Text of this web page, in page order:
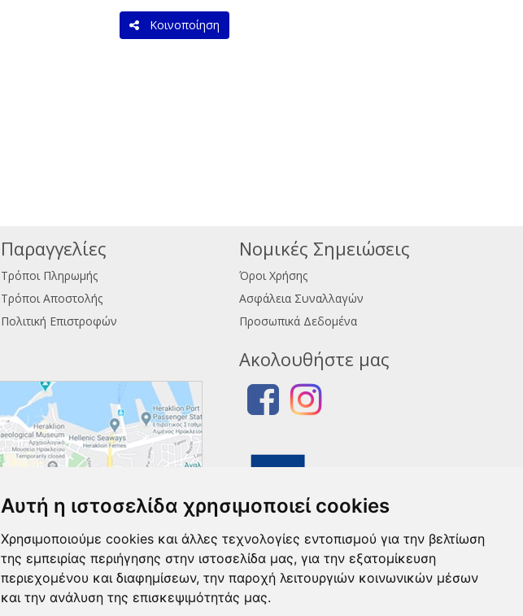
Αυτή η ιστοσελίδα χρησιμοποιεί cookies
Χρησιμοποιούμε cookies και άλλες τεχνολογίες εντοπισμού για την βελτίωση
της εμπειρίας περιήγησης στην ιστοσελίδα μας, για την εξατομίκευση
περιεχομένου και διαφημίσεων, την παροχή λειτουργιών κοινωνικών μέσων
και την ανάλυση της επισκεψιμότητάς μας.
Κοινοποίηση
Παραγγελίες
Τρόποι Πληρωμής
Τρόποι Αποστολής
Πολιτική Επιστροφών
Νομικές Σημειώσεις
Όροι Χρήσης
Ασφάλεια Συναλλαγών
Προσωπικά Δεδομένα
Ακολουθήστε μας